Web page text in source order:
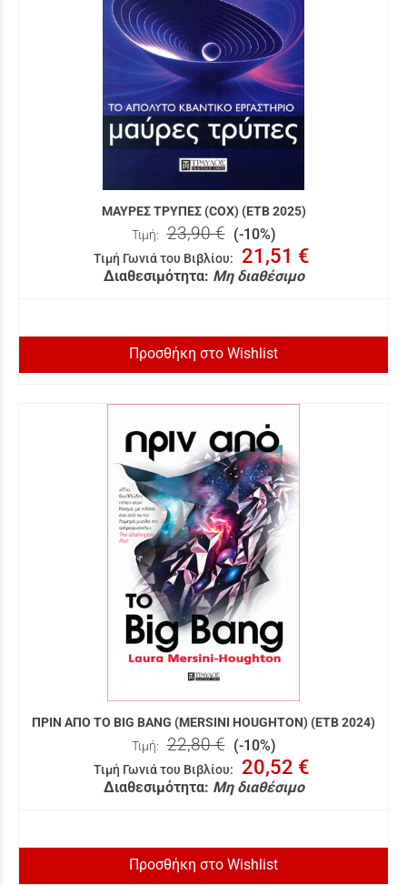
ΜΑΥΡΕΣ ΤΡΥΠΕΣ (COX) (ΕΤΒ 2025)
Τιμή: 23,90 € (-10%)
Τιμή Γωνιά του Βιβλίου: 21,51 €
Διαθεσιμότητα: Μη διαθέσιμο
Προσθήκη στο Wishlist
ΠΡΙΝ ΑΠΟ ΤΟ BIG BANG (MERSINI HOUGHTON) (ΕΤΒ 2024)
Τιμή: 22,80 € (-10%)
Τιμή Γωνιά του Βιβλίου: 20,52 €
Διαθεσιμότητα: Μη διαθέσιμο
Προσθήκη στο Wishlist